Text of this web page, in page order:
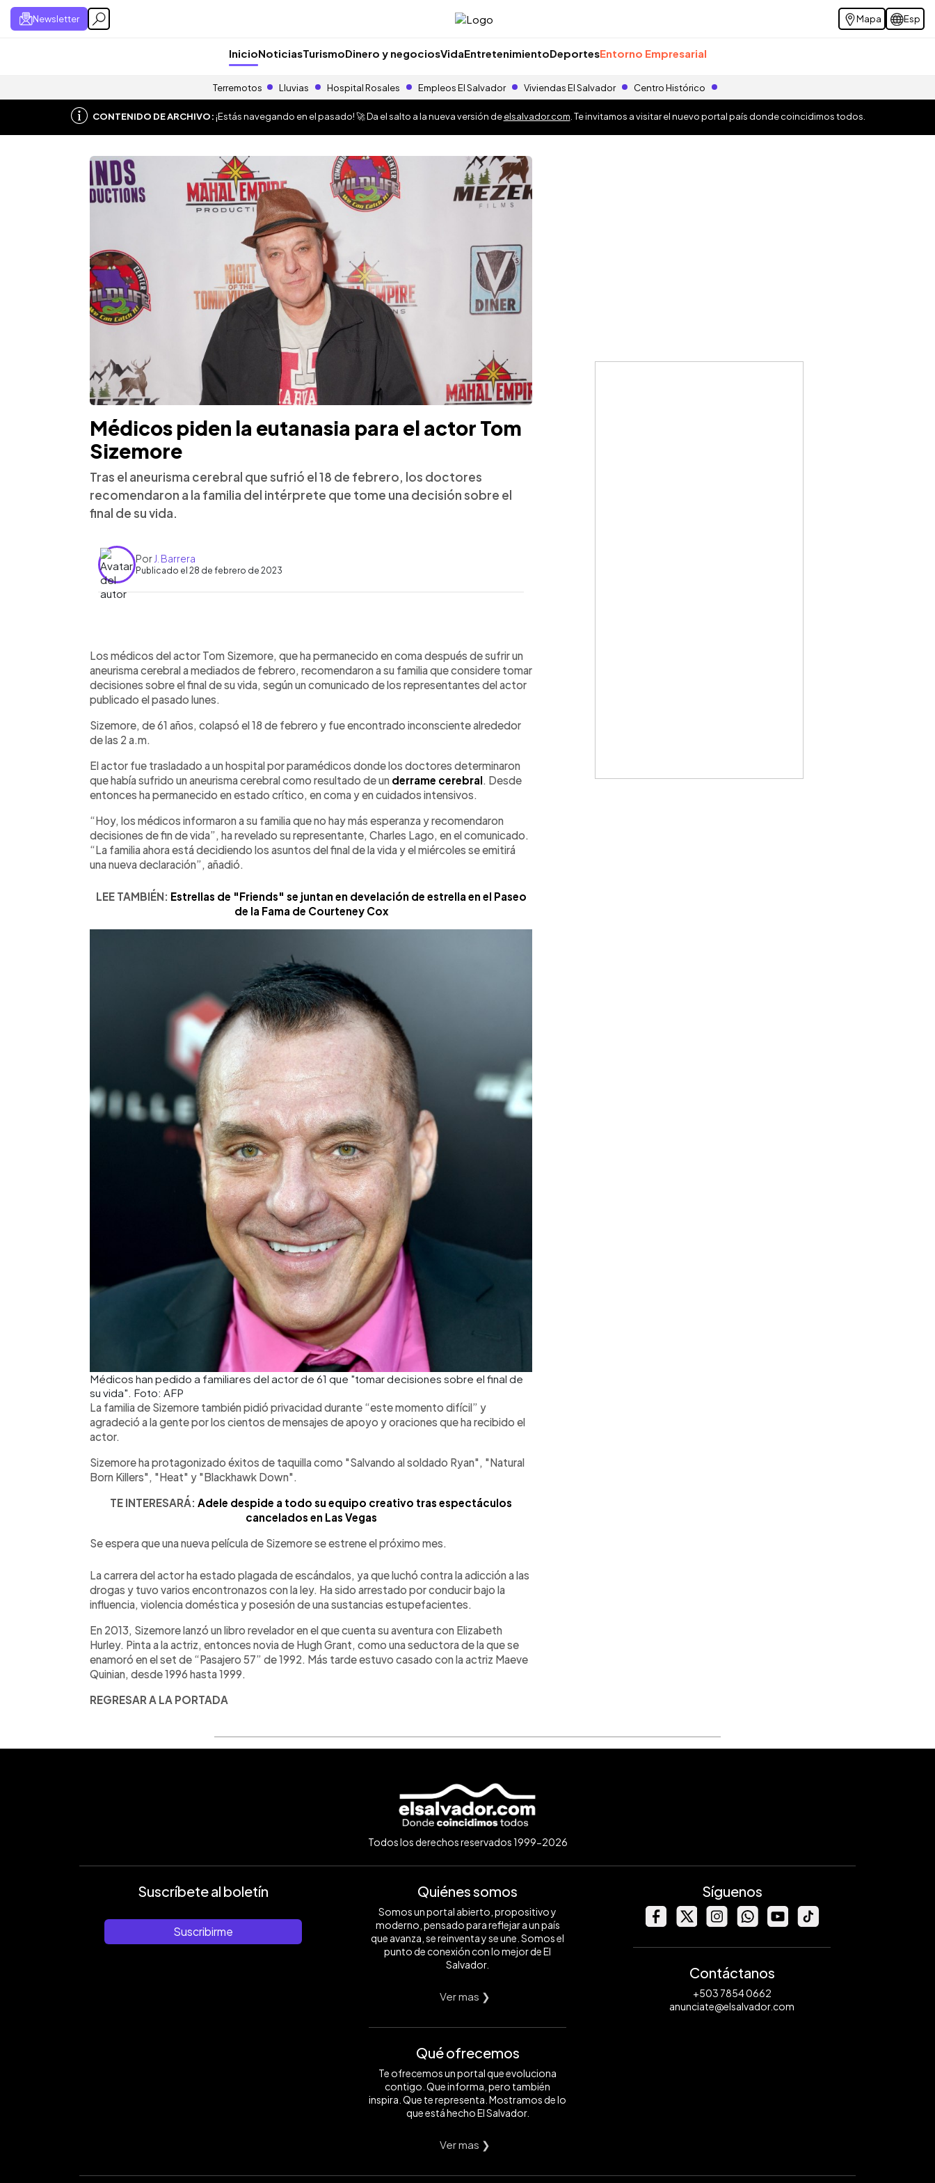
Newsletter Mapa Esp
InicioNoticiasTurismoDinero y negociosVidaEntretenimientoDeportesEntorno Empresarial
Terremotos Lluvias Hospital Rosales Empleos El Salvador Viviendas El Salvador Centro Histórico
CONTENIDO DE ARCHIVO:¡Estás navegando en el pasado! 🚀 Da el salto a la nueva versión deelsalvador.com . Te invitamos a visitar el nuevo portal país donde coincidimos todos.
Médicos piden la eutanasia para el actor Tom
Sizemore
Tras el aneurisma cerebral que sufrió el 18 de febrero, los doctores
recomendaron a la familia del intérprete que tome una decisión sobre el
final de su vida.
Por J. Barrera
Publicado el 28 de febrero de 2023
► Escuchar artículo
Los médicos del actor Tom Sizemore, que ha permanecido en coma después de sufrir un
aneurisma cerebral a mediados de febrero, recomendaron a su familia que considere tomar
decisiones sobre el final de su vida, según un comunicado de los representantes del actor
publicado el pasado lunes.
Sizemore, de 61 años, colapsó el 18 de febrero y fue encontrado inconsciente alrededor
de las 2 a.m.
El actor fue trasladado a un hospital por paramédicos donde los doctores determinaron
que había sufrido un aneurisma cerebral como resultado de un derrame cerebral . Desde
entonces ha permanecido en estado crítico, en coma y en cuidados intensivos.
“Hoy, los médicos informaron a su familia que no hay más esperanza y recomendaron
decisiones de fin de vida”, ha revelado su representante, Charles Lago, en el comunicado.
“La familia ahora está decidiendo los asuntos del final de la vida y el miércoles se emitirá
una nueva declaración”, añadió.
LEE TAMBIÉN: Estrellas de "Friends" se juntan en develación de estrella en el Paseo
de la Fama de Courteney Cox
Médicos han pedido a familiares del actor de 61 que "tomar decisiones sobre el final de
su vida". Foto: AFP
La familia de Sizemore también pidió privacidad durante “este momento difícil” y
agradeció a la gente por los cientos de mensajes de apoyo y oraciones que ha recibido el
actor.
Sizemore ha protagonizado éxitos de taquilla como "Salvando al soldado Ryan", "Natural
Born Killers", "Heat" y "Blackhawk Down".
TE INTERESARÁ: Adele despide a todo su equipo creativo tras espectáculos
cancelados en Las Vegas
Se espera que una nueva película de Sizemore se estrene el próximo mes.
La carrera del actor ha estado plagada de escándalos, ya que luchó contra la adicción a las
drogas y tuvo varios encontronazos con la ley. Ha sido arrestado por conducir bajo la
influencia, violencia doméstica y posesión de una sustancias estupefacientes.
En 2013, Sizemore lanzó un libro revelador en el que cuenta su aventura con Elizabeth
Hurley. Pinta a la actriz, entonces novia de Hugh Grant, como una seductora de la que se
enamoró en el set de “Pasajero 57” de 1992. Más tarde estuvo casado con la actriz Maeve
Quinian, desde 1996 hasta 1999.
REGRESAR A LA PORTADA
Todos los derechos reservados 1999-2026
Suscríbete al boletín
Suscribirme
Quiénes somos
Somos un portal abierto, propositivo y
moderno, pensado para reflejar a un país
que avanza, se reinventa y se une. Somos el
punto de conexión con lo mejor de El
Salvador.
Ver mas ❯
Qué ofrecemos
Te ofrecemos un portal que evoluciona
contigo. Que informa, pero también
inspira. Que te representa. Mostramos de lo
que está hecho El Salvador.
Ver mas ❯
Síguenos
Contáctanos
+503 7854 0662
anunciate@elsalvador.com